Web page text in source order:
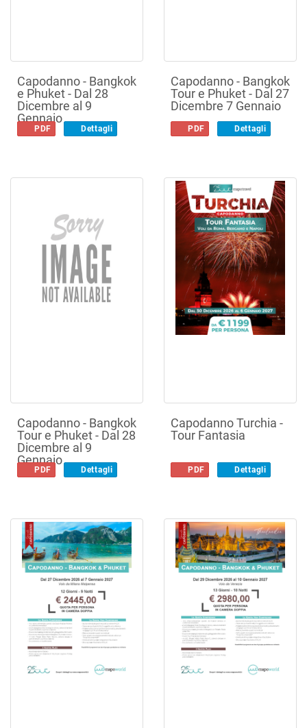
Capodanno - Bangkok
e Phuket - Dal 28
Dicembre al 9
Gennaio
PDF Dettagli
Capodanno - Bangkok
Tour e Phuket - Dal 27
Dicembre 7 Gennaio
PDF Dettagli
Capodanno - Bangkok
Tour e Phuket - Dal 28
Dicembre al 9
Gennaio
PDF Dettagli
Capodanno Turchia -
Tour Fantasia
PDF Dettagli